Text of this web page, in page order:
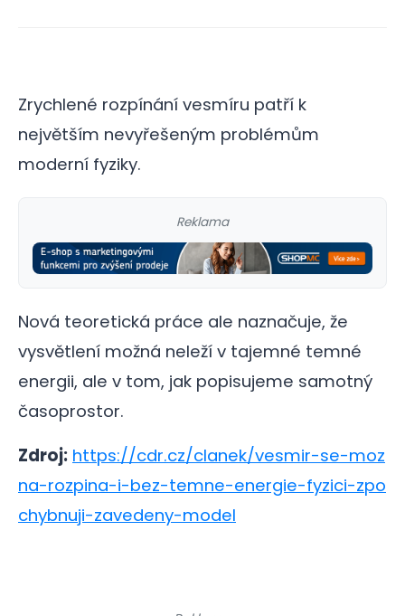
Zrychlené rozpínání vesmíru patří k
největším nevyřešeným problémům
moderní fyziky.
Reklama
Nová teoretická práce ale naznačuje, že
vysvětlení možná neleží v tajemné temné
energii, ale v tom, jak popisujeme samotný
časoprostor.
Zdroj: https://cdr.cz/clanek/vesmir-se-moz
na-rozpina-i-bez-temne-energie-fyzici-zpo
chybnuji-zavedeny-model